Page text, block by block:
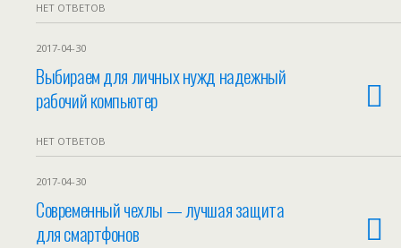
НЕТ ОТВЕТОВ
2017-04-30
Выбираем для личных нужд надежный
рабочий компьютер
НЕТ ОТВЕТОВ
2017-04-30
Современный чехлы — лучшая защита
для смартфонов